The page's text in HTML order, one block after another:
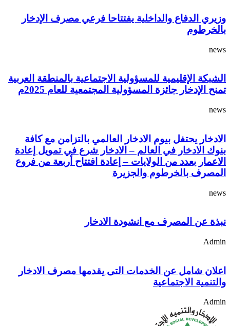
وزيري الدفاع والداخلية يفتتاحا فرعي مصرف الإدخار
بالخرطوم
news
الشبكة الإقليمية للمسؤولية الاجتماعية بالمنطقة العربية
تمنح الإدخار جائزة المسؤولية المجتمعية للعام 2025م
news
الادخار يحتفل بيوم الادخار العالمي بالتزامن مع كافة
بنوك الادخار في العالم – الادخار شرع في تمويل إعادة
الاعمار بعدد من الولايات – إعادة افتتاح أربعة من فروع
المصرف بالخرطوم والجزيرة
news
نبذة عن المصرف مع انشودة الادخار
Admin
اعلان شامل عن الخدمات التى يقدمها مصرف الادخار
والتنمية الاجتماعية
Admin